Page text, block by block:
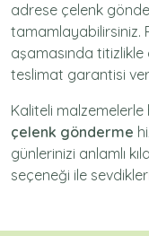
adrese çelenk
tamamlayabilirsiniz.
aşamasında
teslimat garantisi
Kaliteli
çelenk gönderme
günlerinizi anlamlı
seçeneği ile